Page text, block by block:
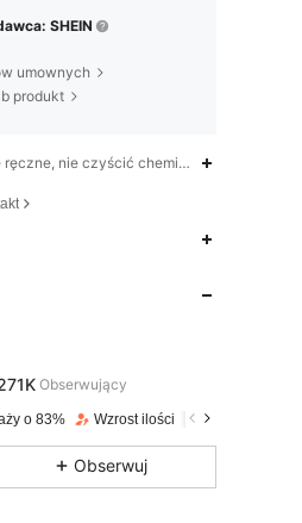
SHEIN
umownych
produkt
nie czyścić chemicznie,Rośliny
temu
o 83% Wzrost ilości obserwujących o
Obserwuj